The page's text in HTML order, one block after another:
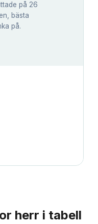
på 26
bästa
på.
herr i tabell